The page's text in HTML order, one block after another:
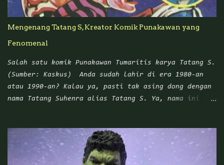
Mengenang Tatang S, Kreator Komik Punakawan yang
Fenomenal
Salah satu komik Punakawan Tumaritis karya Tatang S.
(Sumber: Kaskus) Anda sudah lahir di era 1980-an
atau 1990-an? Kalau ya, pasti tak asing dong dengan
nama Tatang Suhenra alias Tatang S. Ya, nama ini
Gareng, Bagong, dan Semar. Dalam sejarah pewayangan
di Nusantara, Punakawan digambarkan sebagai karakter
asli Jawa yang muncul di tengah cerita untuk